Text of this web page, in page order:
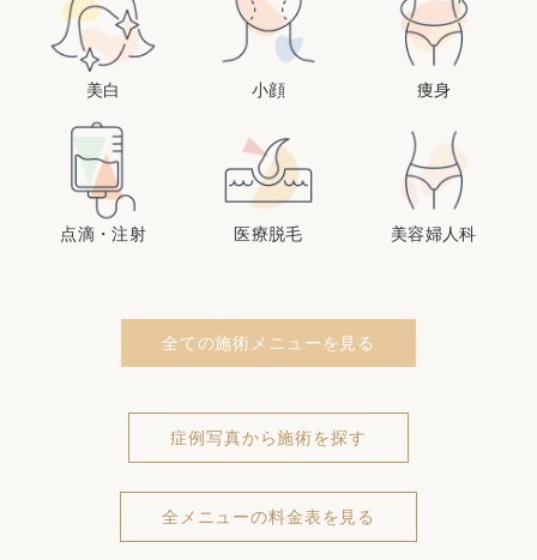
美白 小顔 痩身
点滴・注射 医療脱毛 美容婦人科
全ての施術メニューを見る
症例写真から施術を探す
全メニューの料金表を見る